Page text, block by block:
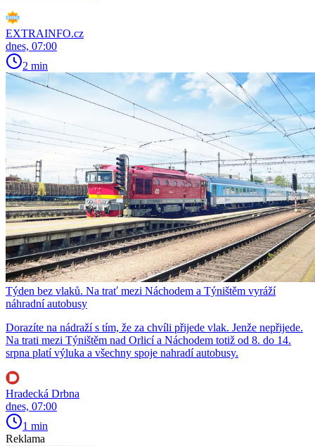
EXTRAINFO.cz
dnes, 07:00
2 min
Týden bez vlaků. Na trať mezi Náchodem a Týništěm vyráží
náhradní autobusy
Dorazíte na nádraží s tím, že za chvíli přijede vlak. Jenže nepřijede.
Na trati mezi Týništěm nad Orlicí a Náchodem totiž od 8. do 14.
srpna platí výluka a všechny spoje nahradí autobusy.
Hradecká Drbna
dnes, 07:00
1 min
Reklama